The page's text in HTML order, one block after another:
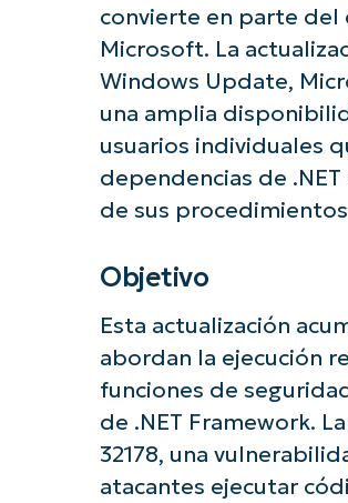
convierte en parte del
Microsoft. La
Windows Update,
una amplia
usuarios individuales
dependencias de
de sus
Objetivo
Esta actualización
abordan la ejecución
funciones de
de .NET Framework.
32178, una
atacantes ejecutar